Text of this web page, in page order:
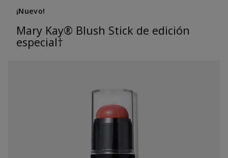
¡Nuevo!
Mary Kay® Blush Stick de edición
especial†